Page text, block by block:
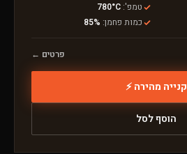
טמפ':
780°C
כמות פחמן:
85%
פרטים ←
קנייה מהירה ⚡
הוסף לסל